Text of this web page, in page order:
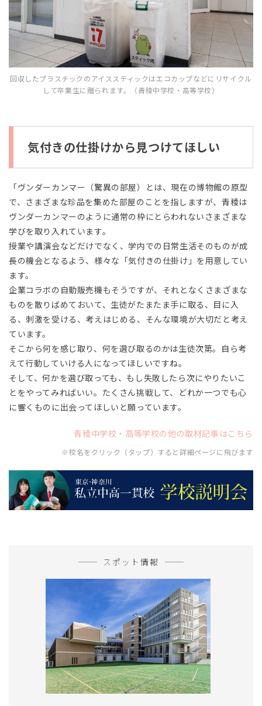
回収したプラスチックのアイススティックはエコカップなどにリサイクル
して卒業生に贈られます。（青稜中学校・高等学校）
気付きの仕掛けから見つけてほしい
「ヴンダーカンマー（驚異の部屋）とは、現在の博物館の原型
で、さまざまな珍品を集めた部屋のことを指しますが、青稜は
ヴンダーカンマーのように通常の枠にとらわれないさまざまな
学びを取り入れています。
授業や講演会などだけでなく、学内での日常生活そのものが成
長の機会となるよう、様々な「気付きの仕掛け」を用意してい
ます。
企業コラボの自動販売機もそうですが、それとなくさまざまな
ものを散りばめておいて、生徒がたまたま手に取る、目に入
る、刺激を受ける、考えはじめる、そんな環境が大切だと考え
ています。
そこから何を感じ取り、何を選び取るのかは生徒次第。自ら考
えて行動していける人になってほしいですね。
そして、何かを選び取っても、もし失敗したら次にやりたいこ
とをやってみればいい。たくさん挑戦して、どれか一つでも心
に響くものに出会ってほしいと願っています。
青稜中学校・高等学校の他の取材記事はこちら
※校名をクリック（タップ）すると詳細ページに飛びます
スポット情報